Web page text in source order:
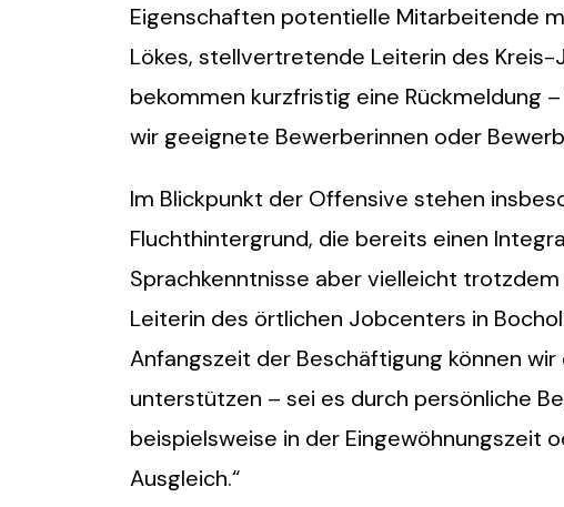
Eigenschaften potentielle Mitarbeitende
Lökes, stellvertretende Leiterin des
bekommen kurzfristig eine Rückmeldung
wir geeignete Bewerberinnen oder
Im Blickpunkt der Offensive stehen
Fluchthintergrund, die bereits einen
Sprachkenntnisse aber vielleicht
Leiterin des örtlichen Jobcenters in
Anfangszeit der Beschäftigung können
unterstützen – sei es durch persönliche
beispielsweise in der Eingewöhnungszeit
Ausgleich.“